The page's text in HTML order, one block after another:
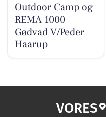
Outdoor Camp og
REMA 1000
Gødvad V/Peder
Haarup
VORES